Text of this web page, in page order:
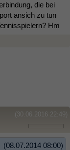
die bei
ansich zu tun
Hm
(30.06.2016 22:49)
(08.07.2014 08:00)